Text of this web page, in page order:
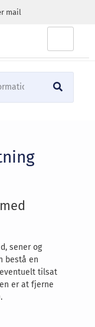
mail
sener og
bestå en
tilsat
er at fjerne